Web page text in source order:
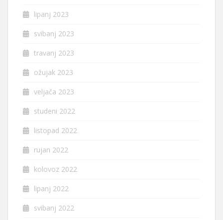
lipanj 2023
svibanj 2023
travanj 2023
ožujak 2023
veljača 2023
studeni 2022
listopad 2022
rujan 2022
kolovoz 2022
lipanj 2022
svibanj 2022